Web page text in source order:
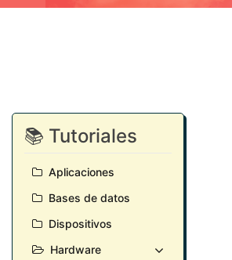
📚 Tutoriales
Aplicaciones
Bases de datos
Dispositivos
Hardware